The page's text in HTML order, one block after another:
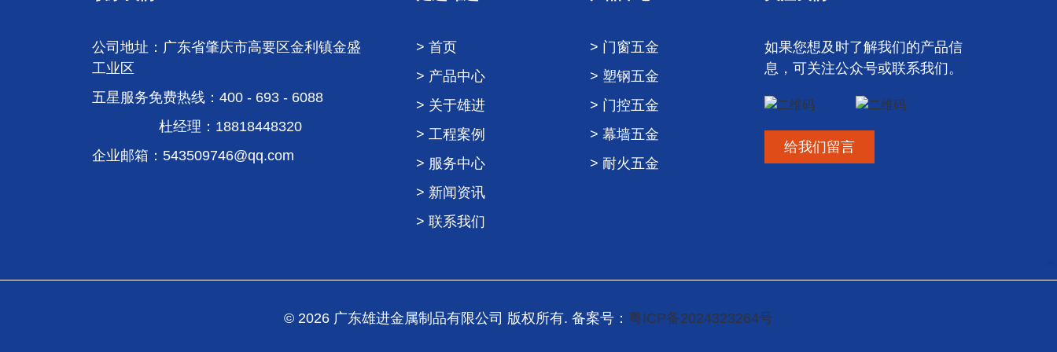
公司地址：广东省肇庆市高要区金利镇金盛
工业区
五星服务免费热线：400 - 693 - 6088
杜经理：18818448320
企业邮箱： 543509746@qq.com
> 首页
> 产品中心
> 关于雄进
> 工程案例
> 服务中心
> 新闻资讯
> 联系我们
> 门窗五金
> 塑钢五金
> 门控五金
> 幕墙五金
> 耐火五金
如果您想及时了解我们的产品信
息，可关注公众号或联系我们。
给我们留言
© 2026 广东雄进金属制品有限公司 版权所有. 备案号： 粤ICP备2024323264号